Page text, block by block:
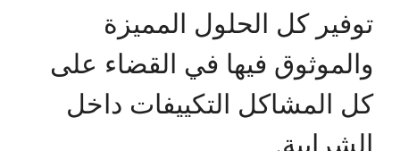
توفير كل الحلول المميزة
والموثوق فيها في القضاء على
كل المشاكل التكييفات داخل
الشرابية.